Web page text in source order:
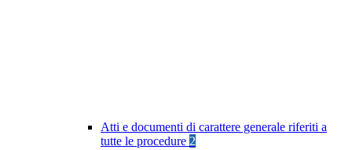
Atti e documenti di carattere generale riferiti a
tutte le procedure 2